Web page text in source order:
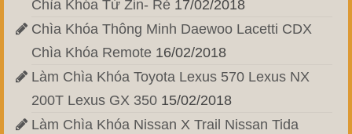
Chìa Khóa Từ Zin- Rẻ 17/02/2018
Chìa Khóa Thông Minh Daewoo Lacetti CDX
Chìa Khóa Remote 16/02/2018
Làm Chìa Khóa Toyota Lexus 570 Lexus NX
200T Lexus GX 350 15/02/2018
Làm Chìa Khóa Nissan X Trail Nissan Tida